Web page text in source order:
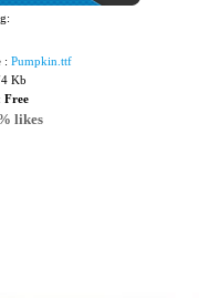
: Pumpkin.ttf
Kb
Free
likes